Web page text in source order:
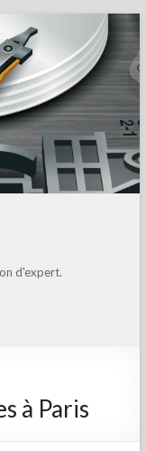
d'expert.
à Paris